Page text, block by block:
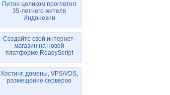
Питон целиком проглотил
35-летнего жителя
Индонезии
Создайте свой интернет-
магазин на новой
платформе ReadyScript
Хостинг, домены, VPS/VDS,
размещение серверов